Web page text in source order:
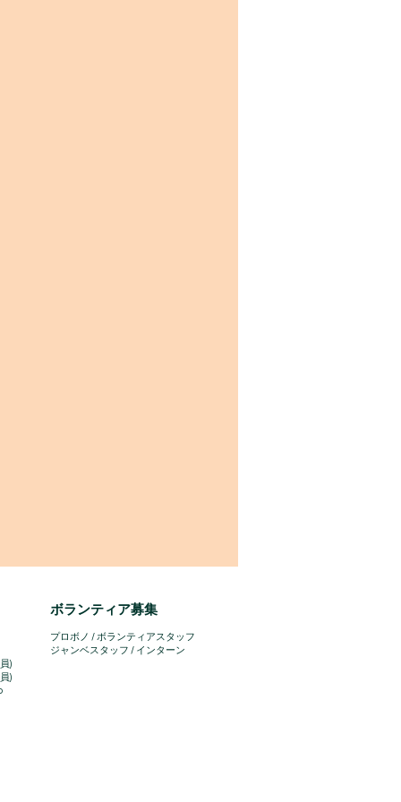
)
)
ボランティア募集
プロボノ / ボランティアスタッフ
​ジャンベスタッフ / インターン